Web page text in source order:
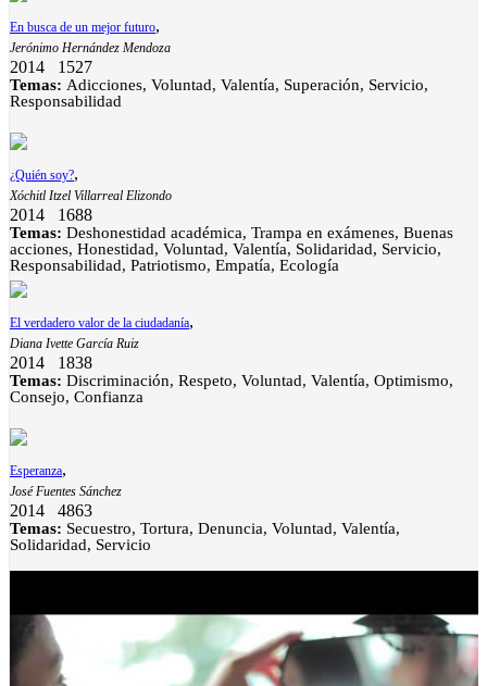
En busca de un mejor futuro,
Jerónimo Hernández Mendoza
2014 1527
Temas: Adicciones, Voluntad, Valentía, Superación, Servicio,
Responsabilidad
¿Quién soy?,
Xóchitl Itzel Villarreal Elizondo
2014 1688
Temas: Deshonestidad académica, Trampa en exámenes, Buenas
acciones, Honestidad, Voluntad, Valentía, Solidaridad, Servicio,
Responsabilidad, Patriotismo, Empatía, Ecología
El verdadero valor de la ciudadanía,
Diana Ivette García Ruiz
2014 1838
Temas: Discriminación, Respeto, Voluntad, Valentía, Optimismo,
Consejo, Confianza
Esperanza,
José Fuentes Sánchez
2014 4863
Temas: Secuestro, Tortura, Denuncia, Voluntad, Valentía,
Solidaridad, Servicio